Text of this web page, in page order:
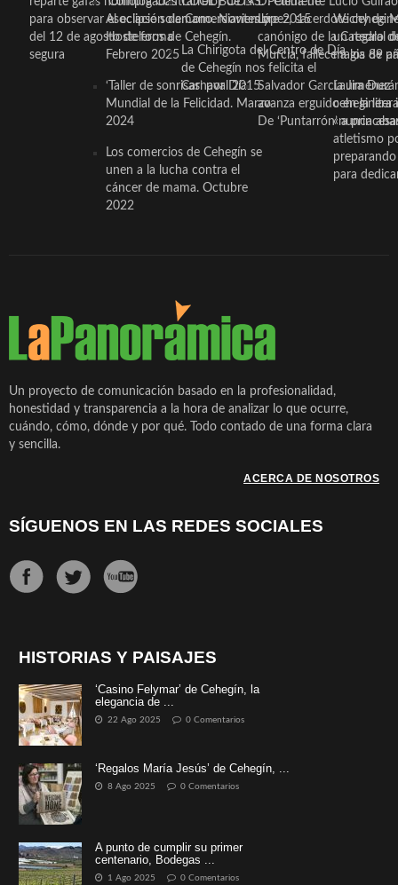
para observar el eclipse solar
del 12 de agosto de forma
segura
Asociación de Comerciantes y
Hosteleros de Cehegín.
Febrero 2025
‘Taller de sonrisas’ por Día
Mundial de la Felicidad. Marzo
2024
Los comercios de Cehegín se
unen a la lucha contra el
cáncer de mama. Octubre
2022
mano. Noviembre 2015
La Chirigota del Centro de Día
de Cehegín nos felicita el
Carnaval 2015
López, sacerdote
canónigo de la Catedral
Murcia, fallece a los 89
Salvador García Jiménez
avanza erguido en la
De ‘Puntarrón’ a
Wichy de
un regalo
magia de
Laura
ceheginera
«nunca
atletismo
para
Un proyecto de comunicación basado en la profesionalidad,
honestidad y transparencia a la hora de analizar lo que ocurre,
cuándo, cómo, dónde y por qué. Todo contado de una forma clara
y sencilla.
ACERCA DE NOSOTROS
SÍGUENOS EN LAS REDES SOCIALES
HISTORIAS Y PAISAJES
‘Casino Felymar’ de Cehegín, la
elegancia de ...
22 Ago 2025 0 Comentarios
‘Regalos María Jesús’ de Cehegín, ...
8 Ago 2025 0 Comentarios
A punto de cumplir su primer
centenario, Bodegas ...
1 Ago 2025 0 Comentarios